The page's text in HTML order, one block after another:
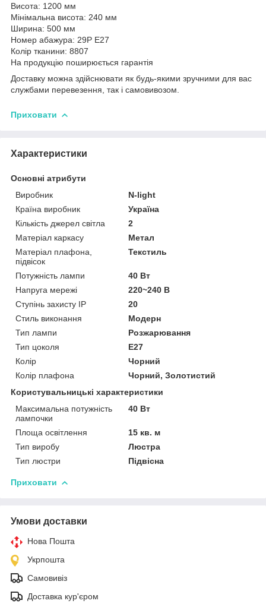
Висота: 1200 мм
Мінімальна висота: 240 мм
Ширина: 500 мм
Номер абажура: 29P E27
Колір тканини: 8807
На продукцію поширюється гарантія
Доставку можна здійснювати як будь-якими зручними для вас
службами перевезення, так і самовивозом.
Приховати
Характеристики
Основні атрибути
Виробник
N-light
Країна виробник
Україна
Кількість джерел світла
2
Матеріал каркасу
Метал
Матеріал плафона,
підвісок
Текстиль
Потужність лампи
40 Вт
Напруга мережі
220~240 В
Ступінь захисту IP
20
Стиль виконання
Модерн
Тип лампи
Розжарювання
Тип цоколя
E27
Колір
Чорний
Колір плафона
Чорний, Золотистий
Користувальницькі характеристики
Максимальна потужність
лампочки
40 Вт
Площа освітлення
15 кв. м
Тип виробу
Люстра
Тип люстри
Підвісна
Приховати
Умови доставки
Нова Пошта
Укрпошта
Самовивіз
Доставка кур'єром